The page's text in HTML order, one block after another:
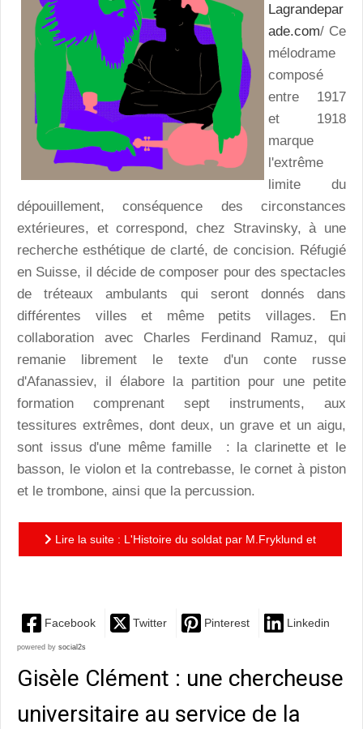
Lagrandepar
ade.com/ Ce
mélodrame
composé
entre 1917
et 1918
marque
l'extrême
limite du
dépouillement, conséquence des circonstances
extérieures, et correspond, chez Stravinsky, à une
recherche esthétique de clarté, de concision. Réfugié
en Suisse, il décide de composer pour des spectacles
de tréteaux ambulants qui seront donnés dans
différentes villes et même petits villages. En
collaboration avec Charles Ferdinand Ramuz, qui
remanie librement le texte d'un conte russe
d'Afanassiev, il élabore la partition pour une petite
formation comprenant sept instruments, aux
tessitures extrêmes, dont deux, un grave et un aigu,
sont issus d'une même famille : la clarinette et le
basson, le violon et la contrebasse, le cornet à piston
et le trombone, ainsi que la percussion.
Lire la suite : L'Histoire du soldat par M.Fryklund et
Facebook Twitter Pinterest Linkedin
powered by social2s
Gisèle Clément : une chercheuse
universitaire au service de la